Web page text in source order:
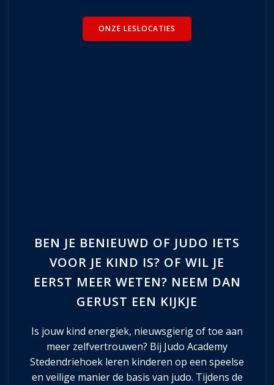
ONZE LESLOCATIES
BEN JE BENIEUWD OF JUDO IETS
VOOR JE KIND IS? OF WIL JE
EERST MEER WETEN? NEEM DAN
GERUST EEN KIJKJE
Is jouw kind energiek, nieuwsgierig of toe aan
meer zelfvertrouwen? Bij Judo Academy
Stedendriehoek leren kinderen op een speelse
en veilige manier de basis van judo. Tijdens de